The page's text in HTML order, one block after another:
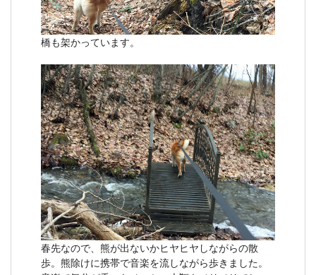
橋も架かっています。
春先なので、熊が出ないかヒヤヒヤしながらの散
歩。熊除けに携帯で音楽を流しながら歩きました。